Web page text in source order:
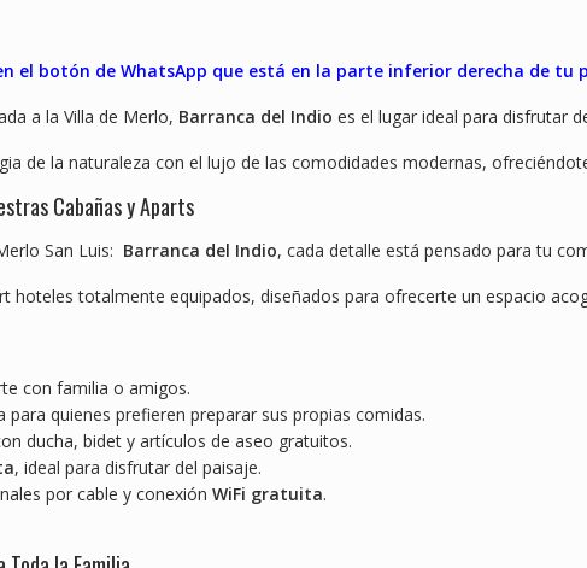
el botón de WhatsApp que está en la parte inferior derecha de tu
a la Villa de Merlo, Barranca del Indio es el lugar ideal para disfrutar
de la naturaleza con el lujo de las comodidades modernas,
Cabañas y Aparts
San Luis: Barranca del Indio, cada detalle está pensado para tu
hoteles totalmente equipados, diseñados para ofrecerte un espacio
con familia o amigos.
para quienes prefieren preparar sus propias comidas.
ducha, bidet y artículos de aseo gratuitos.
, ideal para disfrutar del paisaje.
por cable y conexión WiFi gratuita.